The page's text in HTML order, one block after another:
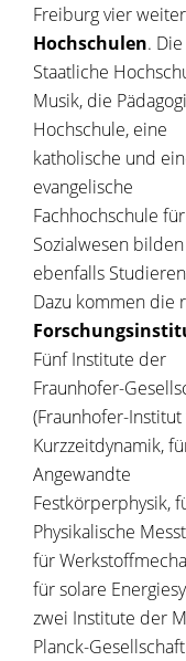
Freiburg vier
Hochschulen. Die
Staatliche
Musik, die
Hochschule, eine
katholische und
evangelische
Fachhochschule für
Sozialwesen bilden
ebenfalls
Dazu kommen die
Fünf Institute der
Fraunhofer-
(Fraunhofer-
Kurzzeitdynamik,
Angewandte
Festkörperphysik,
Physikalische
für
für solare
zwei Institute der
Planck-